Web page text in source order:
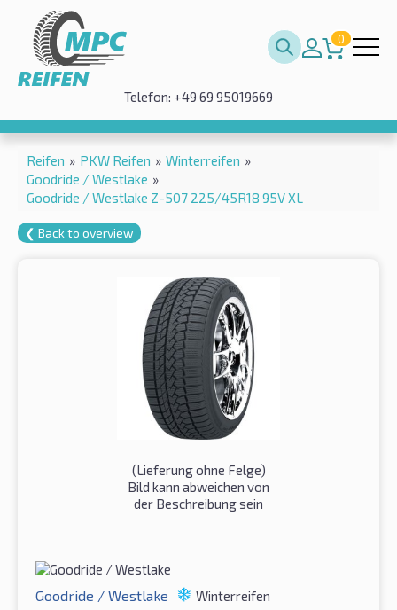
0
Telefon: +49 69 95019669
Reifen » PKW Reifen » Winterreifen »
Goodride / Westlake »
Goodride / Westlake Z-507 225/45R18 95V XL
❮ Back to overview
(Lieferung ohne Felge)
Bild kann abweichen von
der Beschreibung sein
Goodride / Westlake Winterreifen